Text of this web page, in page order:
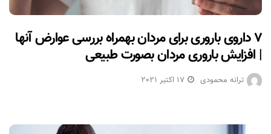
۷ داروی باروری برای مردان بهمراه بررسی عوارض آنها
| افزایش باروری مردان بصورت طبیعی
ترانه محمودی 17 اکتبر 2021